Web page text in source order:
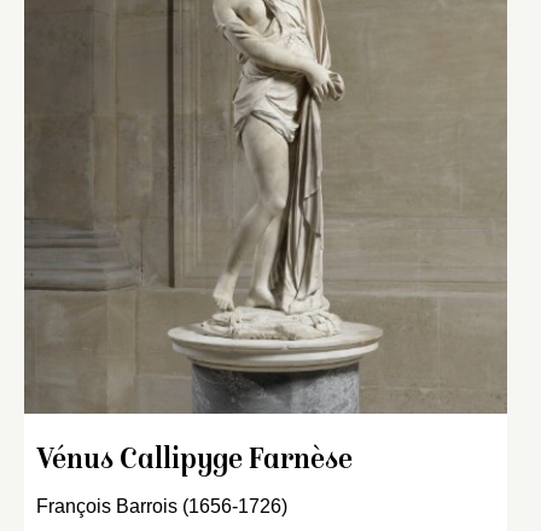
Vénus Callipyge Farnèse
François Barrois (1656-1726)